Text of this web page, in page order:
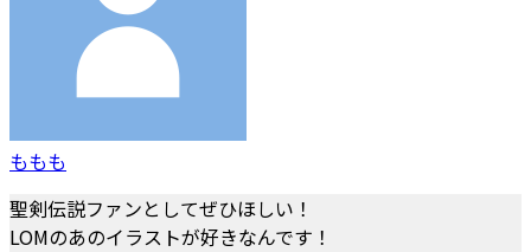
ももも
聖剣伝説ファンとしてぜひほしい！
LOMのあのイラストが好きなんです！